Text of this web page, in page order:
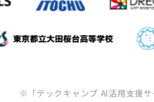
※「テックキャンプ AI活用支援